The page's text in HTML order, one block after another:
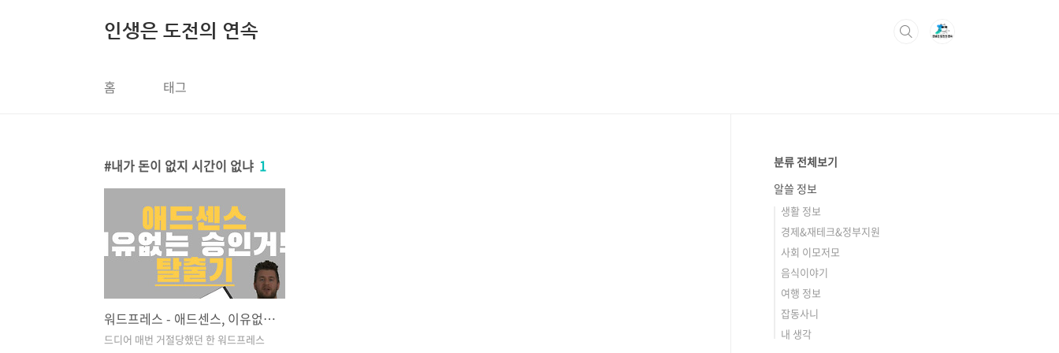
인생은 도전의 연속
홈 태그
내가 돈이 없지 시간이 없냐 1
워드프레스 - 애드센스, 이유없는 승인 거부 탈출기
드디어 매번 거절당했던 한 워드프레스
분류 전체보기
알쓸 정보
생활 정보
경제&재테크&정부지원
사회 이모저모
음식이야기
여행 정보
잡동사니
내 생각